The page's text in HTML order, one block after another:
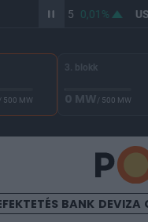
365,45 0,01%
/ 500 MW
3. blokk
0 MW/ 500 MW
BANK DEVIZA